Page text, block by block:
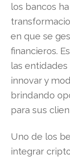
los bancos
en que se
financieros.
las
innovar y
brindando
para sus
Uno de los
integrar